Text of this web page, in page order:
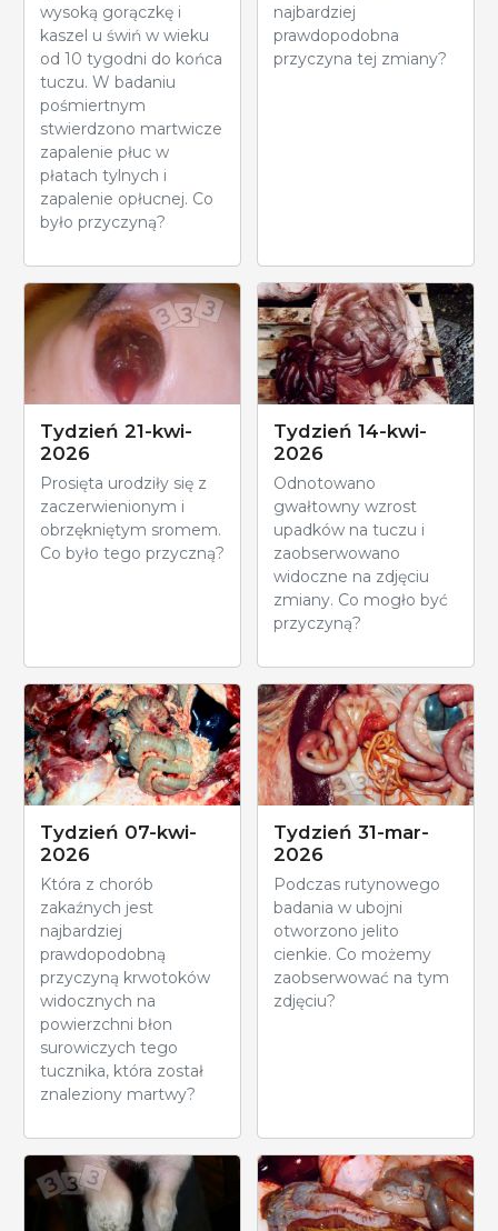
wysoką gorączkę i
kaszel u świń w wieku
od 10 tygodni do końca
tuczu. W badaniu
pośmiertnym
stwierdzono martwicze
zapalenie płuc w
płatach tylnych i
zapalenie opłucnej. Co
było przyczyną?
najbardziej
prawdopodobna
przyczyna tej zmiany?
Tydzień 21-kwi-
2026
Prosięta urodziły się z
zaczerwienionym i
obrzękniętym sromem.
Co było tego przyczną?
Tydzień 14-kwi-
2026
Odnotowano
gwałtowny wzrost
upadków na tuczu i
zaobserwowano
widoczne na zdjęciu
zmiany. Co mogło być
przyczyną?
Tydzień 07-kwi-
2026
Która z chorób
zakaźnych jest
najbardziej
prawdopodobną
przyczyną krwotoków
widocznych na
powierzchni błon
surowiczych tego
tucznika, która został
znaleziony martwy?
Tydzień 31-mar-
2026
Podczas rutynowego
badania w ubojni
otworzono jelito
cienkie. Co możemy
zaobserwować na tym
zdjęciu?